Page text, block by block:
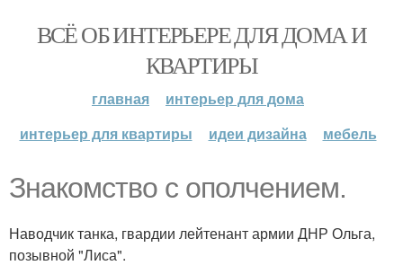
ВСЁ ОБ ИНТЕРЬЕРЕ ДЛЯ ДОМА И
КВАРТИРЫ
главная
интерьер для дома
интерьер для квартиры
идеи дизайна мебель
Знакомство с ополчением.
Наводчик танка, гвардии лейтенант армии ДНР Ольга,
позывной "Лиса".